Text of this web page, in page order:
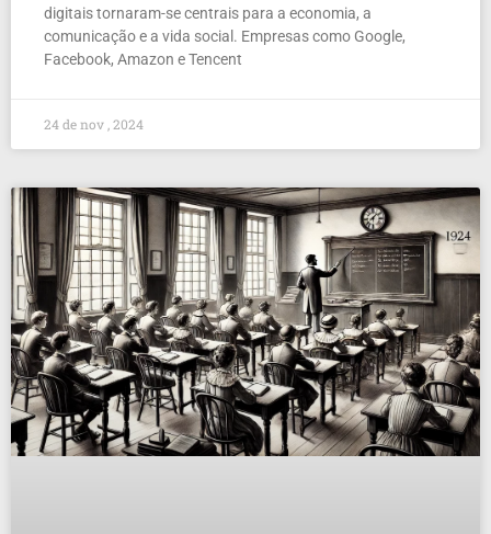
digitais tornaram-se centrais para a economia, a
comunicação e a vida social. Empresas como Google,
Facebook, Amazon e Tencent
24 de nov , 2024